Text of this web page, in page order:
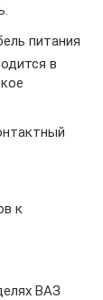
питания
в
к
ВАЗ